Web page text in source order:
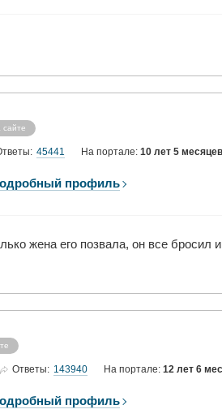
сайте
45441 На портале: 10 лет 5 месяцев
профиль
жена его позвала, он все
Ответы: 143940 На портале: 12 лет 6
профиль